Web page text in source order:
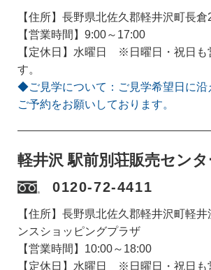
【住所】長野県北佐久郡軽井沢町長倉
【営業時間】9:00～17:00
【定休日】水曜日 ※日曜日・祝日も
す。
◆ご見学について：ご見学希望日に沿
ご予約をお願いしております。
軽井沢 駅前別荘販売センタ
0120-72-4411
【住所】長野県北佐久郡軽井沢町軽井
ンスショッピングプラザ
【営業時間】10:00～18:00
【定休日】水曜日 ※日曜日・祝日も